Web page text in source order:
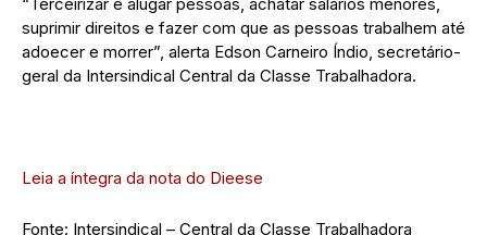
suprimir direitos e fazer com que as pessoas trabalhem até
adoecer e morrer”, alerta Edson Carneiro Índio, secretário-
geral da Intersindical Central da Classe Trabalhadora.
Leia a íntegra da nota do Dieese
Fonte: Intersindical – Central da Classe Trabalhadora